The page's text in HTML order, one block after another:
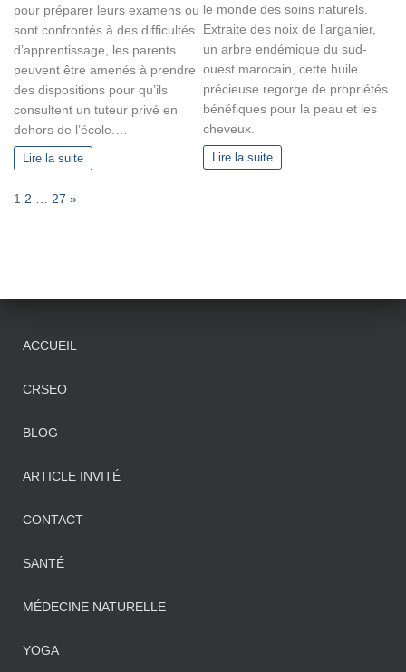
pour préparer leurs examens ou
sont confrontés à des difficultés
d’apprentissage, les parents
peuvent être amenés à prendre
des dispositions pour qu’ils
consultent un tuteur privé en
dehors de l’école.…
Lire la suite
le monde des soins naturels.
Extraite des noix de l’arganier,
un arbre endémique du sud-
ouest marocain, cette huile
précieuse regorge de propriétés
bénéfiques pour la peau et les
cheveux.
Lire la suite
P1 2 27 N
»
ACCUEIL
CRSEO
BLOG
ARTICLE INVITÉ
CONTACT
SANTÉ
MÉDECINE NATURELLE
YOGA